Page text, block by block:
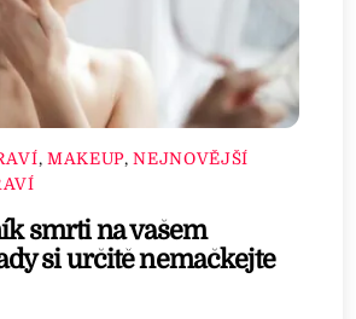
, MAKEUP,NEJNOVĚJŠÍ
smrti na vašem
si určitě nemačkejte